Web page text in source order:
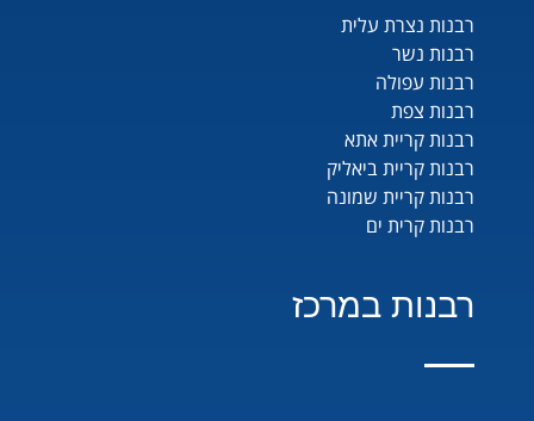
רבנות נצרת עלית
רבנות נשר
רבנות עפולה
רבנות צפת
רבנות קריית אתא
רבנות קריית ביאליק
רבנות קריית שמונה
רבנות קרית ים
רבנות במרכז